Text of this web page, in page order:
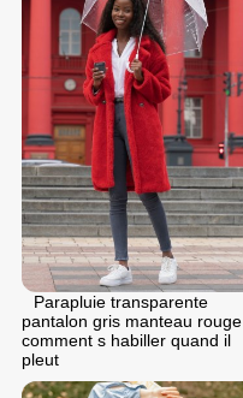
Parapluie transparente
pantalon gris manteau rouge
comment s habiller quand il
pleut